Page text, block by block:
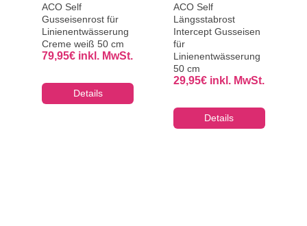
ACO Self
Gusseisenrost für
Linienentwässerung
Creme weiß 50 cm
79,95€ inkl. MwSt.
Details
ACO Self
Längsstabrost
Intercept Gusseisen
für
Linienentwässerung
50 cm
29,95€ inkl. MwSt.
Details